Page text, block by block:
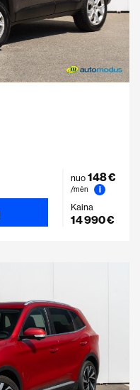
nuo 148 €
/mėn
i
Kaina
14 990 €